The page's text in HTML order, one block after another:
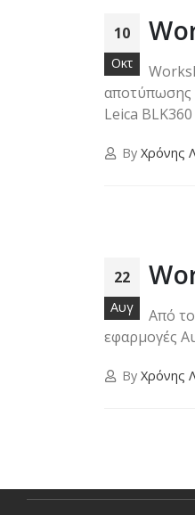
10
Οκτ
αποτύπωσης
Leica
ByΧρόνης
22
Αυγ
Από
εφαρμογές
ByΧρόνης